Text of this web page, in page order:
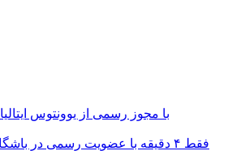
با مجوز رسمی از یوونتوس ایتالیا